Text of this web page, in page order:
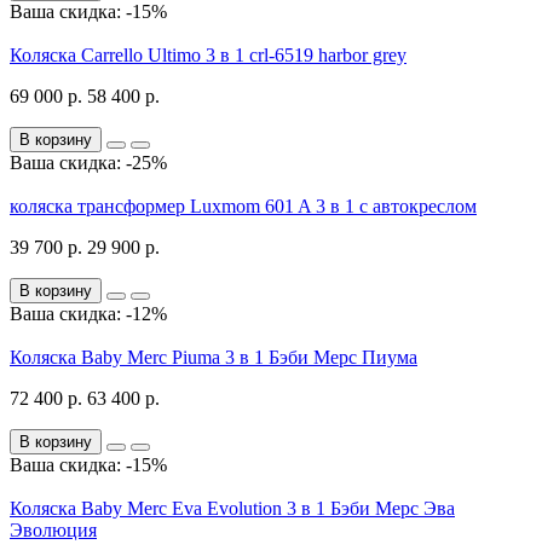
Ваша скидка: -15%
Коляска Carrello Ultimo 3 в 1 crl-6519 harbor grey
69 000 р. 58 400 р.
В корзину
Ваша скидка: -25%
коляска трансформер Luxmom 601 A 3 в 1 с автокреслом
39 700 р. 29 900 р.
В корзину
Ваша скидка: -12%
Коляска Baby Merc Piuma 3 в 1 Бэби Мерс Пиума
72 400 р. 63 400 р.
В корзину
Ваша скидка: -15%
Коляска Baby Merc Eva Evolution 3 в 1 Бэби Мерс Эва
Эволюция